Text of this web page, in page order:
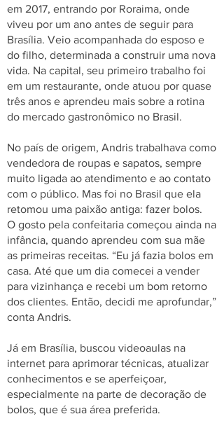
em 2017, entrando por Roraima, onde
viveu por um ano antes de seguir para
Brasília. Veio acompanhada do esposo e
do filho, determinada a construir uma nova
vida. Na capital, seu primeiro trabalho foi
em um restaurante, onde atuou por quase
três anos e aprendeu mais sobre a rotina
do mercado gastronômico no Brasil.
No país de origem, Andris trabalhava como
vendedora de roupas e sapatos, sempre
muito ligada ao atendimento e ao contato
com o público. Mas foi no Brasil que ela
retomou uma paixão antiga: fazer bolos.
O gosto pela confeitaria começou ainda na
infância, quando aprendeu com sua mãe
as primeiras receitas. “Eu já fazia bolos em
casa. Até que um dia comecei a vender
para vizinhança e recebi um bom retorno
dos clientes. Então, decidi me aprofundar,”
conta Andris.
Já em Brasília, buscou videoaulas na
internet para aprimorar técnicas, atualizar
conhecimentos e se aperfeiçoar,
especialmente na parte de decoração de
bolos, que é sua área preferida.